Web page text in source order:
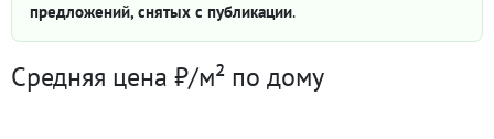
предложений, снятых с публикации.
Средняя цена ₽/м² по дому